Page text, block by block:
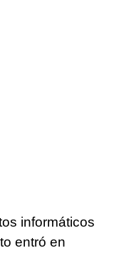
informáticos
entró en